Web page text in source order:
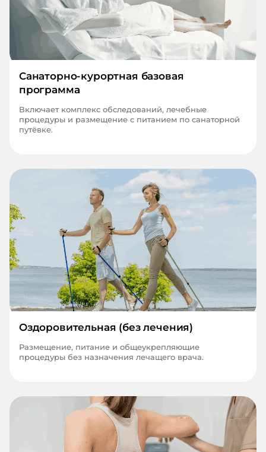
Санаторно-курортная базовая
программа
Включает комплекс обследований, лечебные
процедуры и размещение с питанием по санаторной
путёвке.
Оздоровительная (без лечения)
Размещение, питание и общеукрепляющие
процедуры без назначения лечащего врача.